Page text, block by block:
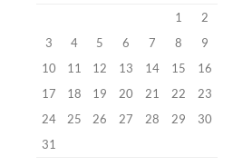
1
2
3
4 5 6 7 8
9
10
11 12 13 14 15
16
17
18 19 20 21 22
23
24
25 26 27 28 29
30
31